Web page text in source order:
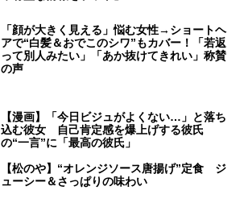
「顔が大きく見える」悩む女性→ショートヘ
アで“白髪＆おでこのシワ”もカバー！「若返
って別人みたい」「あか抜けてきれい」称賛
の声
【漫画】「今日ビジュがよくない…」と落ち
込む彼女 自己肯定感を爆上げする彼氏
の“一言”に「最高の彼氏」
【松のや】“オレンジソース唐揚げ”定食 ジ
ューシー＆さっぱりの味わい